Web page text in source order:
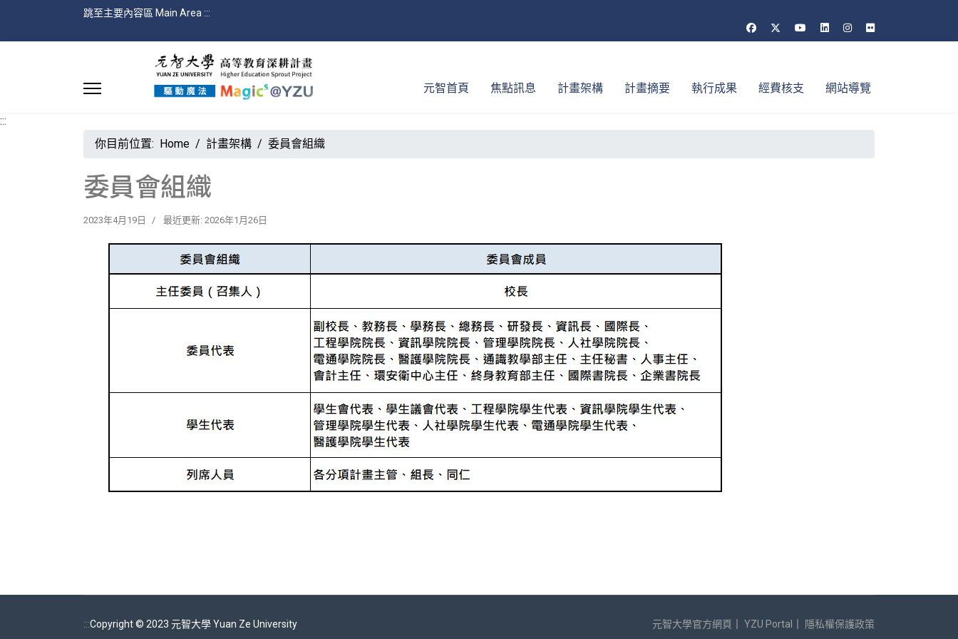
跳至主要內容區 Main Area :::
元智首頁 焦點訊息 計畫架構 計畫摘要 執行成果 經費核支 網站導覽
:::
你目前位置: Home 計畫架構 委員會組織
委員會組織
2023年4月19日 最近更新: 2026年1月26日
:::Copyright © 2023 元智大學 Yuan Ze University 元智大學官方網頁 YZU Portal 隱私權保護政策